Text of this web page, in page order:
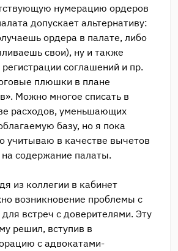
нумерацию ордеров
допускает альтернативу:
ордера в палате, либо
свои), ну и также
соглашений и пр.
плюшки в плане
Можно многое списать в
расходов, уменьшающих
базу, но я пока
учитываю в качестве вычетов
содержание палаты.
из коллегии в кабинет
возникновение проблемы с
встреч с доверителями. Эту
решил, вступив в
с адвокатами-